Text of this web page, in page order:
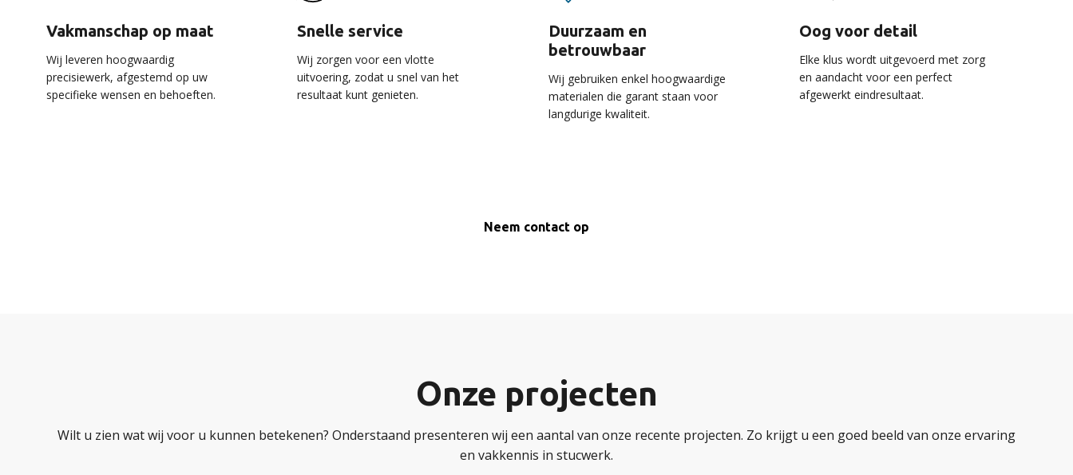
Vakmanschap op maat
Wij leveren hoogwaardig
precisiewerk, afgestemd op uw
specifieke wensen en behoeften.
Snelle service
Wij zorgen voor een vlotte
uitvoering, zodat u snel van het
resultaat kunt genieten.
Duurzaam en
betrouwbaar
Wij gebruiken enkel hoogwaardige
materialen die garant staan voor
langdurige kwaliteit.
Oog voor detail
Elke klus wordt uitgevoerd met zorg
en aandacht voor een perfect
afgewerkt eindresultaat.
Neem contact op
Onze projecten
Wilt u zien wat wij voor u kunnen betekenen? Onderstaand presenteren wij een aantal van onze recente projecten. Zo krijgt u een goed beeld van onze ervaring
en vakkennis in stucwerk.